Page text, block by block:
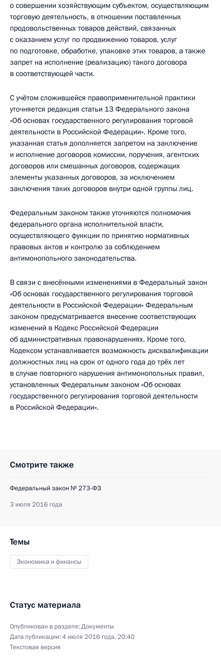
о совершении хозяйствующим субъектом, осуществляющим
торговую деятельность, в отношении поставленных
продовольственных товаров действий, связанных
с оказанием услуг по продвижению товаров, услуг
по подготовке, обработке, упаковке этих товаров, а также
запрет на исполнение (реализацию) такого договора
в соответствующей части.
С учётом сложившейся правоприменительной практики
уточняется редакция статьи 13 Федерального закона
«Об основах государственного регулирования торговой
деятельности в Российской Федерации». Кроме того,
указанная статья дополняется запретом на заключение
и исполнение договоров комиссии, поручения, агентских
договоров или смешанных договоров, содержащих
элементы указанных договоров, за исключением
заключения таких договоров внутри одной группы лиц.
Федеральным законом также уточняются полномочия
федерального органа исполнительной власти,
осуществляющего функции по принятию нормативных
правовых актов и контролю за соблюдением
антимонопольного законодательства.
В связи с внесёнными изменениями в Федеральный закон
«Об основах государственного регулирования торговой
деятельности в Российской Федерации» Федеральным
законом предусматривается внесение соответствующих
изменений в Кодекс Российской Федерации
об административных правонарушениях. Кроме того,
Кодексом устанавливается возможность дисквалификации
должностных лиц на срок от одного года до трёх лет
в случае повторного нарушения антимонопольных правил,
установленных Федеральным законом «Об основах
государственного регулирования торговой деятельности
в Российской Федерации».
Смотрите также
Федеральный закон № 273-ФЗ
3 июля 2016 года
Темы
Экономика и финансы
Статус материала
Опубликован в разделе:Документы
Дата публикации:4 июля 2016 года, 20:40
Текстовая версия